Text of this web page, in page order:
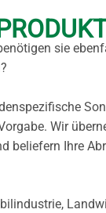
sie
Wir
beliefern Ihre